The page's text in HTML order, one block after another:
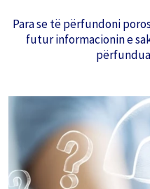
Para se të përfundoni
futur informacionin e